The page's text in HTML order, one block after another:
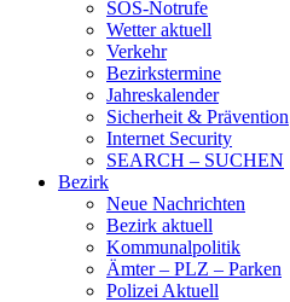
SOS-Notrufe
Wetter aktuell
Verkehr
Bezirkstermine
Jahreskalender
Sicherheit & Prävention
Internet Security
SEARCH – SUCHEN
Bezirk
Neue Nachrichten
Bezirk aktuell
Kommunalpolitik
Ämter – PLZ – Parken
Polizei Aktuell